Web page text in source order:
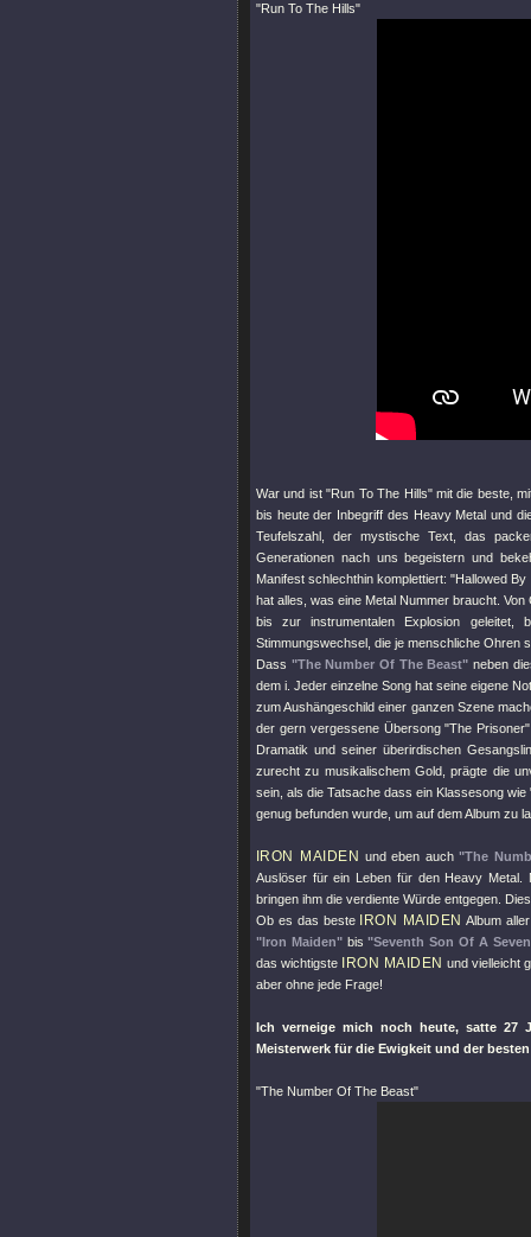
"Run To The Hills"
War und ist"Run To The Hills"mit die beste,
bis heute der Inbegriff des Heavy Metal und
Teufelszahl, der mystische Text, das
Generationen nach uns begeistern und
Manifest schlechthin komplettiert:"Hallowed
hat alles, was eine Metal Nummer braucht.
bis zur instrumentalen Explosion geleitet,
Stimmungswechsel, die je menschliche Ohren
Dass "The Number Of The Beast" neben
dem i. Jeder einzelne Song hat seine eigene
zum Aushängeschild einer ganzen Szene
der gern vergessene Übersong"The Prisoner"
Dramatik und seiner überirdischen
zurecht zu musikalischem Gold, prägte die
sein, als die Tatsache dass ein Klassesong wie
genug befunden wurde, um auf dem Album zu
IRON MAIDEN und eben auch"The
Auslöser für ein Leben für den Heavy Metal.
bringen ihm die verdiente Würde entgegen.
Ob es das beste
IRON MAIDEN Album
"Iron Maiden"bis"Seventh Son Of A
das wichtigste
IRON MAIDEN und vielleicht
aber ohne jede Frage!
Ich verneige mich noch heute, satte 27
Meisterwerk für die Ewigkeit und der
"The Number Of The Beast"